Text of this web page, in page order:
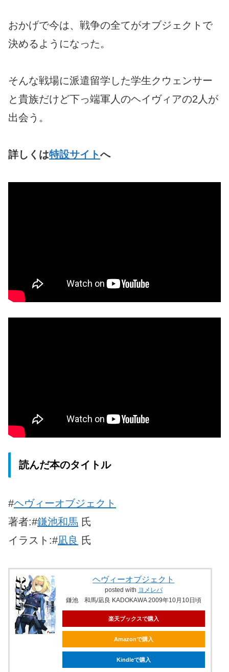
おかげで今は、戦争の全てがオブジェクトで
決めるようになった。
そんな戦場に派遣留学した学生クウェンサー
と貴族だけど下っ端軍人のヘイヴィアの2人が
出会う。
詳しくは特設サイトへ
読んだ本のタイトル
#ヘヴィーオブジェクト
著者:#鎌池和馬 氏
イラスト:#凪良 氏
ヘヴィーオブジェクト
posted with ヨメレバ
鎌池 和馬/凪良 KADOKAWA 2009年10月10日頃
楽天ブックスで購入
Amazonで購入
Kindleで購入